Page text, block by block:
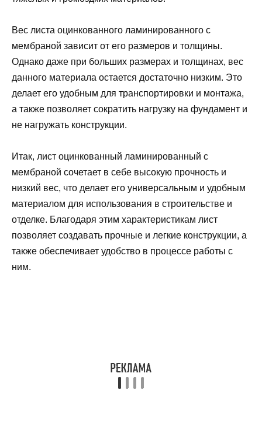
Вес листа оцинкованного ламинированного с
мембраной зависит от его размеров и толщины.
Однако даже при больших размерах и толщинах, вес
данного материала остается достаточно низким. Это
делает его удобным для транспортировки и монтажа,
а также позволяет сократить нагрузку на фундамент и
не нагружать конструкции.
Итак, лист оцинкованный ламинированный с
мембраной сочетает в себе высокую прочность и
низкий вес, что делает его универсальным и удобным
материалом для использования в строительстве и
отделке. Благодаря этим характеристикам лист
позволяет создавать прочные и легкие конструкции, а
также обеспечивает удобство в процессе работы с
ним.